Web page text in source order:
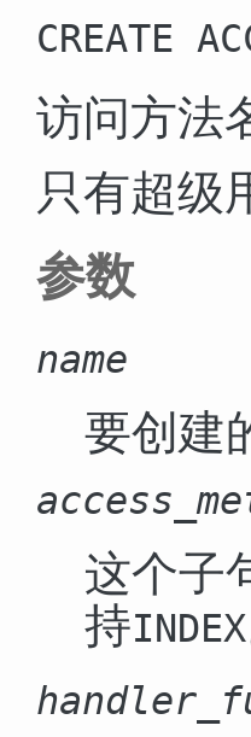
CREATE
访问方法
只有超级
参数
name
要创建
这个子
持INDEX